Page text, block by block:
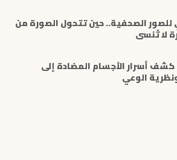
للصور الصحفية.. حين تتحول الصورة من
لا تُنسى
كشف أسرار الأجسام المضادة إلى
الوعي